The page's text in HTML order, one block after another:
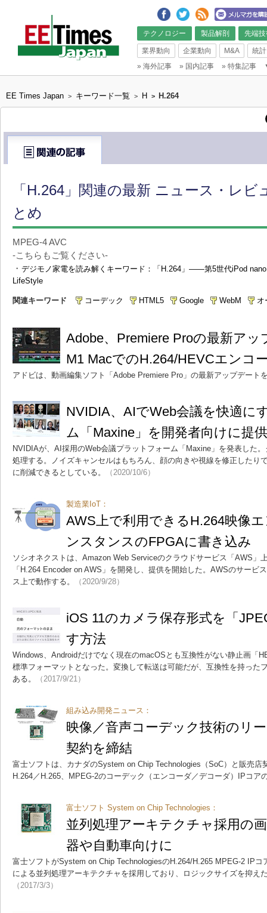
テクノロジー 製品解剖 先端
業界動向 企業動向 M&A
統計
» 海外記事 » 国内記事 » 特集記事
EE Times Japan > キーワード一覧 > H > H.264
「H.264」関連の最新 ニュース・レビ
とめ
MPEG-4 AVC
-こちらもご覧ください-
・ デジモノ家電を読み解くキーワード：「H.264」――第5世代iPod
LifeStyle
関連キーワード コーデック HTML5 Google WebM オ
Adobe、Premiere Proの最新ア
M1 MacでのH.264/HEVCエンコ
アドビは、動画編集ソフト「Adobe Premiere Pro」の最新アップデート
NVIDIA、AIでWeb会議を快適に
ム「Maxine」を開発者向けに提
NVIDIAが、AI採用のWeb会議プラットフォーム「Maxine」を発表した
処理する。ノイズキャンセルはもちろん、顔の向きや視線を修正したり
に削減できるとしている。
（2020/10/6）
製造業IoT：
AWS上で利用できるH.264映像
ンスタンスのFPGAに書き込み
ソシオネクストは、Amazon Web Serviceのクラウドサービス「AWS」
「H.264 Encoder on AWS」を開発し、提供を開始した。AWSのサービ
ス上で動作する。
（2020/9/28）
iOS 11のカメラ保存形式を「
す方法
Windows、Androidだけでなく現在のmacOSとも互換性がない静止画「
標準フォーマットとなった。変換して転送は可能だが、互換性を持った
ある。
（2017/9/21）
組み込み開発ニュース：
映像／音声コーデック技術のリ
契約を締結
富士ソフトは、カナダのSystem on Chip Technologies（SoC）と販売店
H.264／H.265、MPEG-2のコーデック（エンコーダ／デコーダ）IPコア
富士ソフト System on Chip Technologies：
並列処理アーキテクチャ採用の
器や自動車向けに
富士ソフトがSystem on Chip TechnologiesのH.264/H.265 MPEG-2 IPコ
による並列処理アーキテクチャを採用しており、ロジックサイズを抑え
（2017/3/3）